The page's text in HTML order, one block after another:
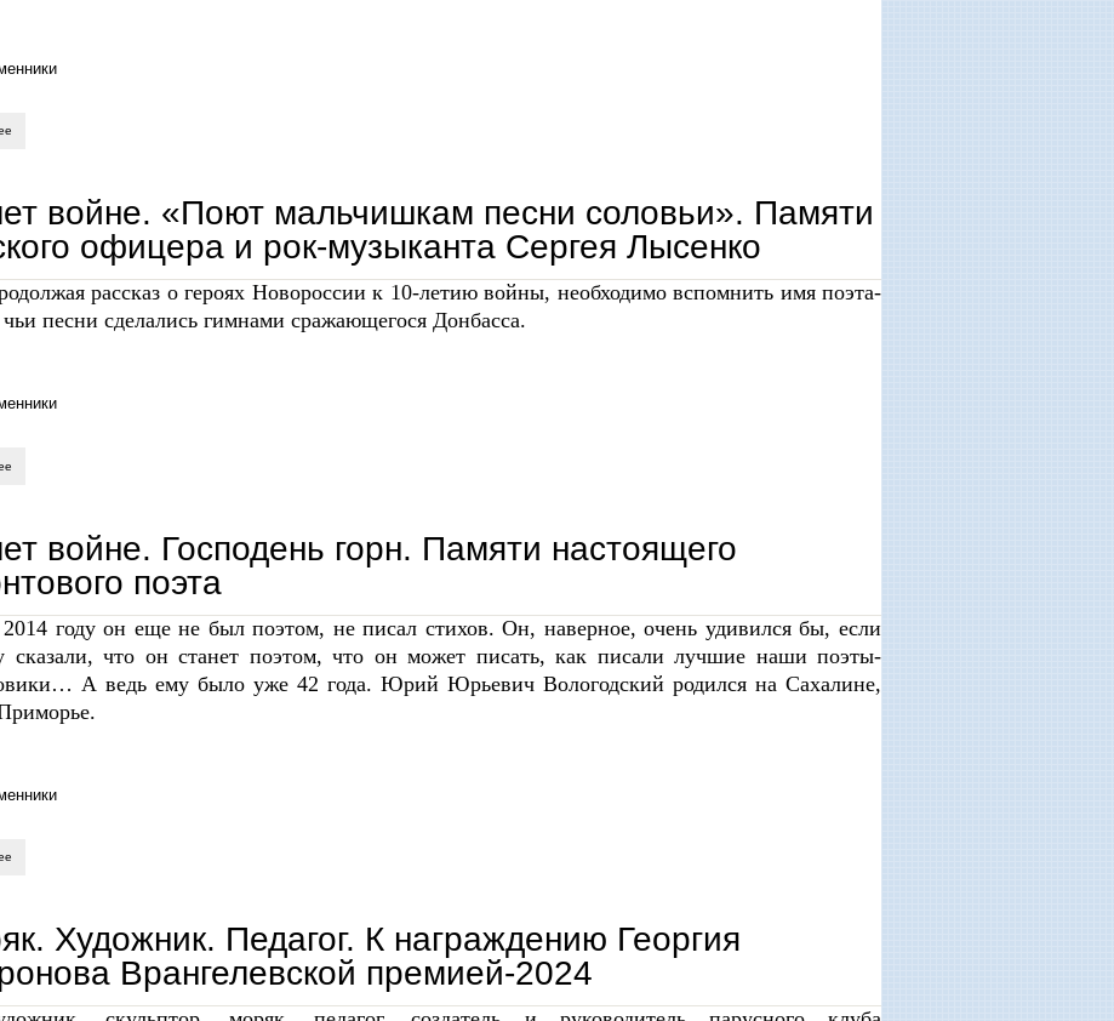
войне. «Поют мальчишкам песни соловьи». Памяти
офицера и рок-музыканта Сергея Лысенко
рассказ о героях Новороссии к 10-летию войны, необходимо вспомнить имя поэта-
песни сделались гимнами сражающегося Донбасса.
войне. Господень горн. Памяти настоящего
поэта
году он еще не был поэтом, не писал стихов. Он, наверное, очень удивился бы, если
сказали, что он станет поэтом, что он может писать, как писали лучшие наши поэты-
А ведь ему было уже 42 года. Юрий Юрьевич Вологодский родился на Сахалине,
Художник. Педагог. К награждению Георгия
Врангелевской премией-2024